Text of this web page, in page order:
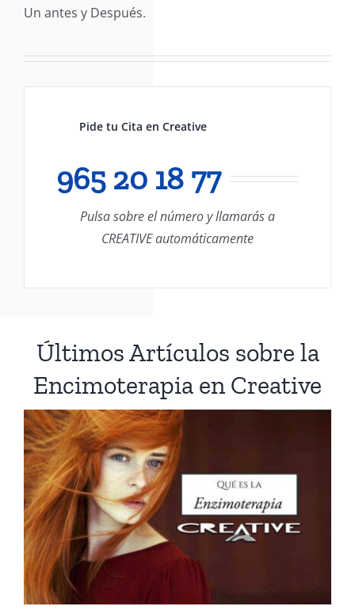
Un antes y Después.
Pide tu Cita en Creative
965 20 18 77
Pulsa sobre el número y llamarás a
CREATIVE automáticamente
Últimos Artículos sobre la
Encimoterapia en Creative